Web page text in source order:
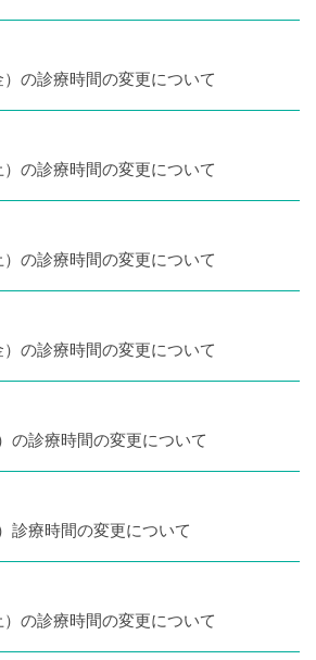
の診療時間の変更について
の診療時間の変更について
の診療時間の変更について
の診療時間の変更について
の診療時間の変更について
診療時間の変更について
の診療時間の変更について